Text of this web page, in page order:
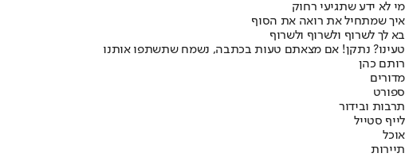
מי לא ידע שתגיעי רחוק
איך שמתחיל את רואה את הסוף
בא לך לשרוף ולשרוף ולשרוף
טעינו? נתקן! אם מצאתם טעות בכתבה, נשמח שתשתפו אותנו
רותם כהן
מדורים
ספורט
תרבות ובידור
לייף סטייל
אוכל
תיירות